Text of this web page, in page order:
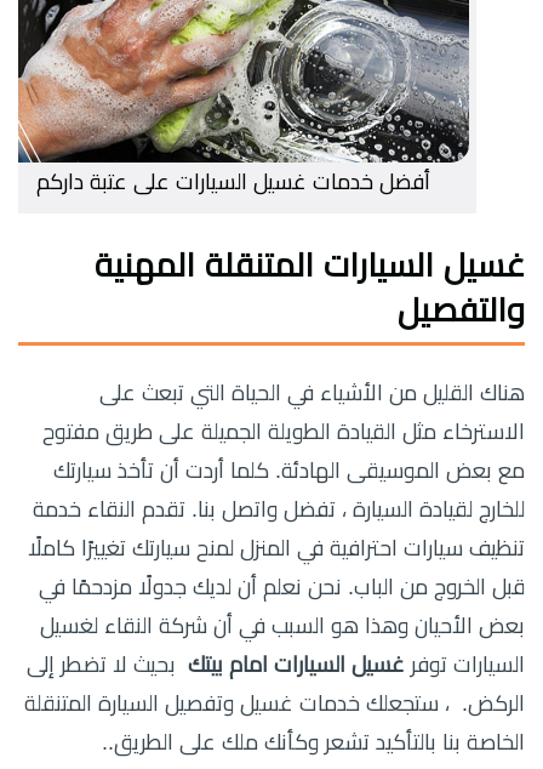
أفضل خدمات غسيل السيارات على عتبة داركم
غسيل السيارات المتنقلة المهنية
والتفصيل
هناك القليل من الأشياء في الحياة التي تبعث على
الاسترخاء مثل القيادة الطويلة الجميلة على طريق مفتوح
مع بعض الموسيقى الهادئة. كلما أردت أن تأخذ سيارتك
للخارج لقيادة السيارة ، تفضل واتصل بنا. تقدم النقاء خدمة
تنظيف سيارات احترافية في المنزل لمنح سيارتك تغييرًا كاملًا
قبل الخروج من الباب. نحن نعلم أن لديك جدولًا مزدحمًا في
بعض الأحيان وهذا هو السبب في أن شركة النقاء لغسيل
السيارات توفر غسيل السيارات امام بيتك بحيث لا تضطر إلى
الركض. ، ستجعلك خدمات غسيل وتفصيل السيارة المتنقلة
الخاصة بنا بالتأكيد تشعر وكأنك ملك على الطريق..